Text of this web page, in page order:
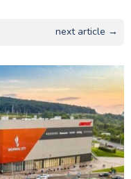
next article →